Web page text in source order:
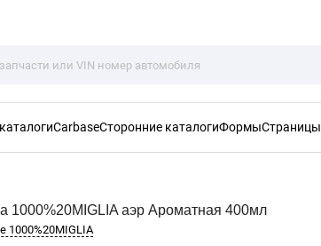
CarbaseСторонние каталогиФормыСтраницы
1000%20MIGLIA аэр Ароматная 400мл
1000%20MIGLIA